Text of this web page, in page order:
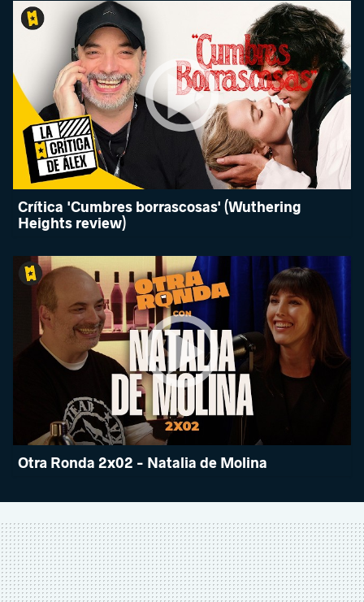
Crítica 'Cumbres borrascosas' (Wuthering
Heights review)
Otra Ronda 2x02 - Natalia de Molina